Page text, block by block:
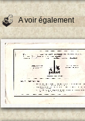
A voir également